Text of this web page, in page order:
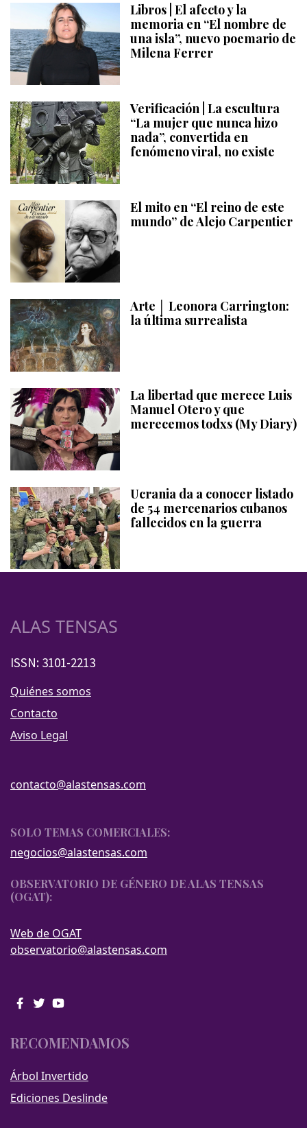
Libros | El afecto y la
memoria en “El nombre de
una isla”, nuevo poemario de
Milena Ferrer
Verificación | La escultura
“La mujer que nunca hizo
nada”, convertida en
fenómeno viral, no existe
El mito en “El reino de este
mundo” de Alejo Carpentier
Arte │ Leonora Carrington:
la última surrealista
La libertad que merece Luis
Manuel Otero y que
merecemos todxs (My Diary)
Ucrania da a conocer listado
de 54 mercenarios cubanos
fallecidos en la guerra
ALAS TENSAS
ISSN: 3101-2213
Quiénes somos
Contacto
Aviso Legal
contacto@alastensas.com
SOLO TEMAS COMERCIALES:
negocios@alastensas.com
OBSERVATORIO DE GÉNERO DE ALAS TENSAS
(OGAT):
Web de OGAT
observatorio@alastensas.com
RECOMENDAMOS
Árbol Invertido
Ediciones Deslinde